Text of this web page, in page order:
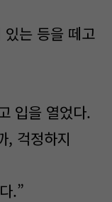
있는 등을 떼고
입을 열었다.
, 걱정하지
.”